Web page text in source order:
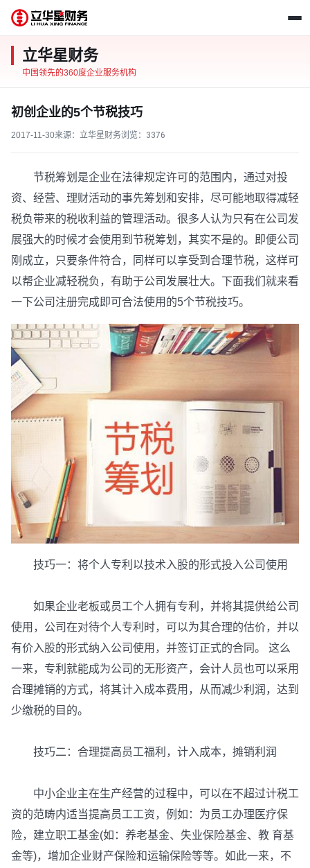
立华星财务
中国领先的360度企业服务机构
初创企业的5个节税技巧
2017-11-30来源：立华星财务浏览： 3376
节税筹划是企业在法律规定许可的范围内，通过对投
资、经营、理财活动的事先筹划和安排，尽可能地取得减轻
税负带来的税收利益的管理活动。很多人认为只有在公司发
展强大的时候才会使用到节税筹划，其实不是的。即便公司
刚成立，只要条件符合，同样可以享受到合理节税，这样可
以帮企业减轻税负，有助于公司发展壮大。下面我们就来看
一下公司注册完成即可合法使用的5个节税技巧。
技巧一：将个人专利以技术入股的形式投入公司使用
如果企业老板或员工个人拥有专利，并将其提供给公司
使用，公司在对待个人专利时，可以为其合理的估价，并以
有价入股的形式纳入公司使用，并签订正式的合同。 这么
一来，专利就能成为公司的无形资产，会计人员也可以采用
合理摊销的方式，将其计入成本费用，从而减少利润，达到
少缴税的目的。
技巧二：合理提高员工福利，计入成本，摊销利润
中小企业主在生产经营的过程中，可以在不超过计税工
资的范畴内适当提高员工工资，例如：为员工办理医疗保
险，建立职工基金(如：养老基金、失业保险基金、教 育基
金等)，增加企业财产保险和运输保险等等。如此一来，不